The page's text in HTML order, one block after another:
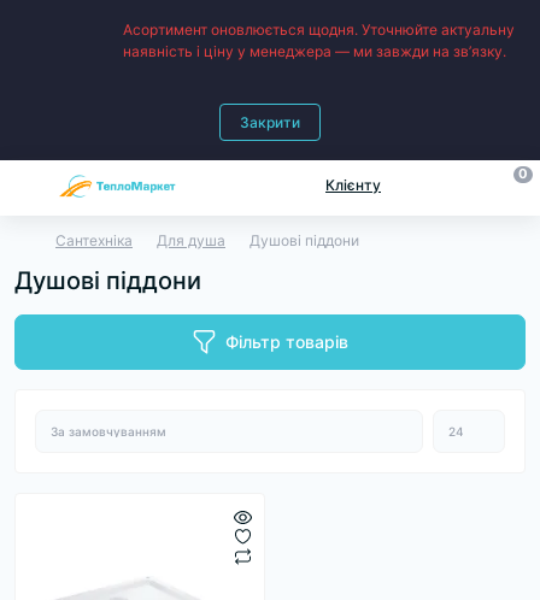
Асортимент оновлюється щодня. Уточнюйте актуальну
наявність і ціну у менеджера — ми завжди на зв’язку.
Закрити
Клієнту
0
Сантехніка Для душа Душові піддони
Душові піддони
Фільтр товарів